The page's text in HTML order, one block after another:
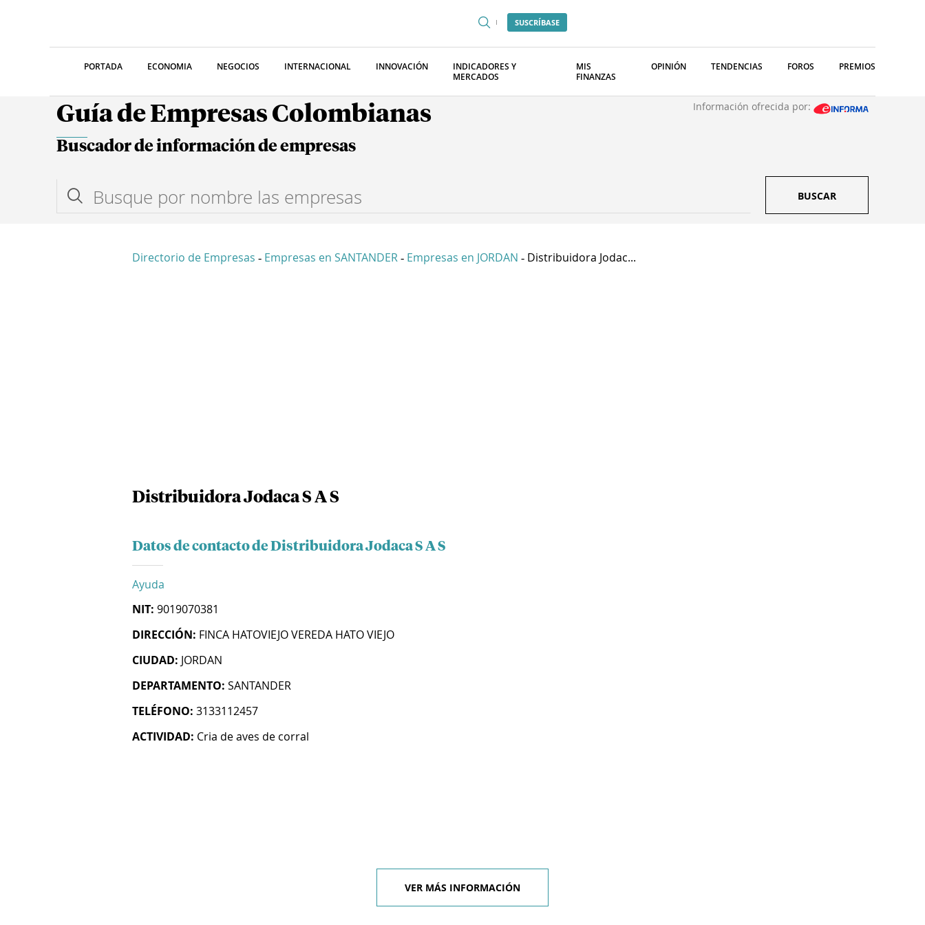
SUSCRÍBASE
PORTADA ECONOMIA NEGOCIOS INTERNACIONAL INNOVACIÓN
INDICADORES Y
MERCADOS
MIS
FINANZAS
OPINIÓN TENDENCIAS FOROS PREMIOS
Guía de Empresas Colombianas Información ofrecida por:
Buscador de información de empresas
BUSCAR
Directorio de Empresas - Empresas en SANTANDER - Empresas en JORDAN - Distribuidora Jodac...
Distribuidora Jodaca S A S
Datos de contacto de Distribuidora Jodaca S A S
Ayuda
NIT: 9019070381
DIRECCIÓN: FINCA HATOVIEJO VEREDA HATO VIEJO
CIUDAD: JORDAN
DEPARTAMENTO: SANTANDER
TELÉFONO: 3133112457
ACTIVIDAD: Cria de aves de corral
VER MÁS INFORMACIÓN